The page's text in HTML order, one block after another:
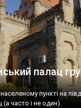
палац
пункті на
(а часто і не один).